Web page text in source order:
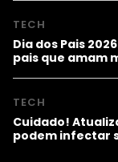
TECH
Dia dos Pais
pais que amam
TECH
Cuidado!
podem infectar